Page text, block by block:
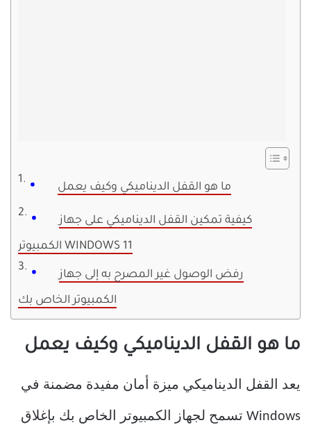
ما هو القفل الديناميكي وكيف يعمل
كيفية تمكين القفل الديناميكي على جهاز
الكمبيوتر WINDOWS 11
رفض الوصول غير المصرح به إلى جهاز
الكمبيوتر الخاص بك
ما هو القفل الديناميكي وكيف يعمل
يعد القفل الديناميكي ميزة أمان مفيدة مضمنة في
Windows تسمح لجهاز الكمبيوتر الخاص بك بإغلاق